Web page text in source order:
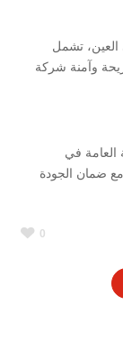
تشمل
وآمنة شركة
العامة في
ضمان الجودة
0